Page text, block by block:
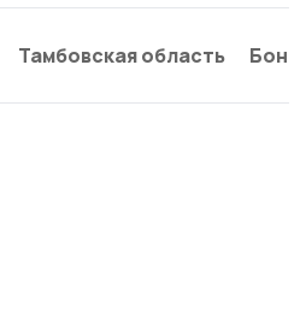
Тамбовская область